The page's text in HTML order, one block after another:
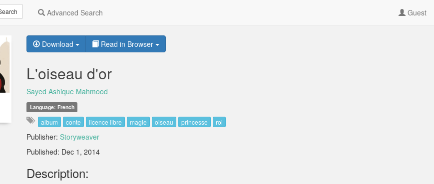
Advanced Search Guest
Download Read in Browser
L'oiseau d'or
Sayed Ashique Mahmood
Language: French
album conte licence libre magie oiseau princesse roi
Publisher:Storyweaver
Published: Dec 1, 2014
Description: